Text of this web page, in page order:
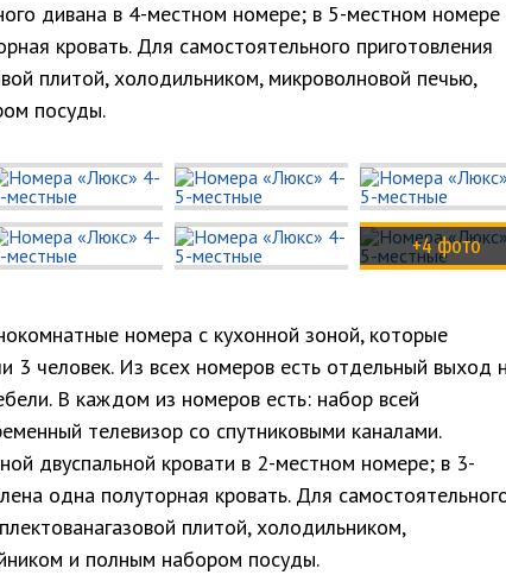
дивана в 4-местном номере; в 5-местном номере
кровать. Для самостоятельного приготовления
плитой, холодильником, микроволновой печью,
посуды.
+4 фото
номера с кухонной зоной, которые
человек. Из всех номеров есть отдельный выход
В каждом из номеров есть: набор всей
телевизор со спутниковыми каналами.
двуспальной кровати в 2-местном номере; в 3-
одна полуторная кровать. Для
плитой, холодильником,
и полным набором посуды.